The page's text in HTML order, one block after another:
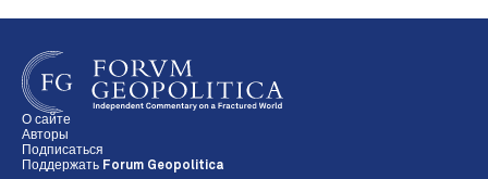
О сайте
Авторы
Подписаться
Поддержать Forum Geopolitica